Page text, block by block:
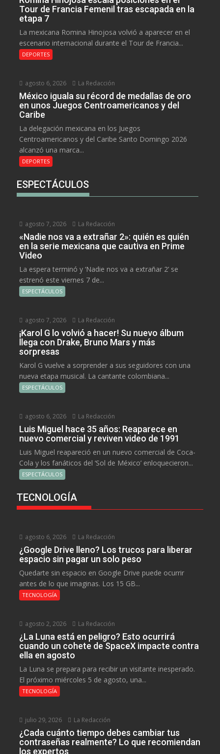
Tour de Francia Femenil tras escapada en la
etapa 7
La mexicana Romina Hinojosa volvió a aparecer en el
escenario internacional durante el Tour de Francia...
DEPORTES
agosto 6, 2026 La Redacción
México iguala su récord de medallas de oro
en unos Juegos Centroamericanos y del
Caribe
La delegación mexicana en los Juegos
Centroamericanos y del Caribe Santo Domingo 2026
alcanzó una marca...
DEPORTES
ESPECTÁCULOS
agosto 7, 2026 La Redacción
«Nadie nos va a extrañar 2»: quién es quién
en la serie mexicana que cautiva en Prime
Video
La espera terminó y ‘Nadie nos va a extrañar 2’ se
estrenó este viernes 7 de...
ESPECTÁCULOS
agosto 7, 2026 La Redacción
¡Karol G lo volvió a hacer! Su nuevo álbum
llega con Drake, Bruno Mars y más
sorpresas
Karol G vuelve a sorprender a sus seguidores con una
nueva etapa musical. La cantante colombiana...
ESPECTÁCULOS
agosto 6, 2026 La Redacción
Luis Miguel hace 35 años: Reaparece en
nuevo comercial y reviven video de 1991
Luis Miguel reapareció en un nuevo comercial de Coca-
Cola y los fanáticos del ‘Sol de México’ enloquecieron...
ESPECTÁCULOS
TECNOLOGÍA
agosto 6, 2026 La Redacción
¿Google Drive lleno? Los trucos para liberar
espacio sin pagar un solo peso
Quedarte sin espacio en Google Drive puede ocurrir
antes de lo que imaginas. Los 15 GB...
TECNOLOGÍA
agosto 2, 2026 La Redacción
¿La Luna está en peligro? Esto ocurrirá
cuando un cohete de SpaceX impacte contra
ella en agosto
La Luna se prepara para recibir un visitante inesperado.
El próximo miércoles 5 de agosto, una...
TECNOLOGÍA
julio 29, 2026 La Redacción
¿Cada cuánto tiempo debes cambiar tus
contraseñas realmente? Lo que recomiendan
los expertos